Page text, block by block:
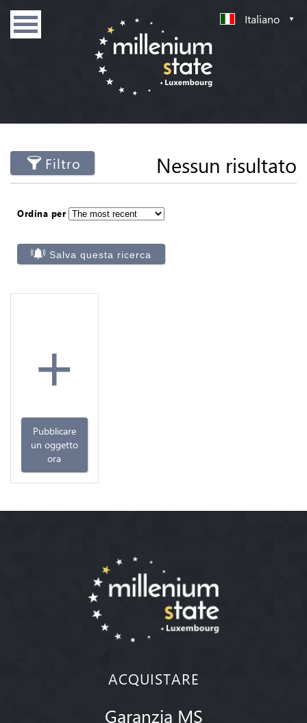
Italiano
Filtro Nessun risultato
Ordina per
Salva questa ricerca
+
Pubblicare
un oggetto
ora
ACQUISTARE
Garanzia MS